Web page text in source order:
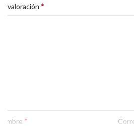
valoración *
*